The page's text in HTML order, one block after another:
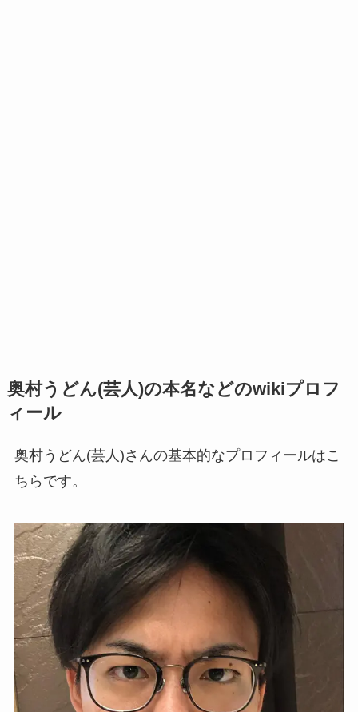
奥村うどん(芸人)の本名などのwikiプロフ
ィール
奥村うどん(芸人)さんの基本的なプロフィールはこ
ちらです。